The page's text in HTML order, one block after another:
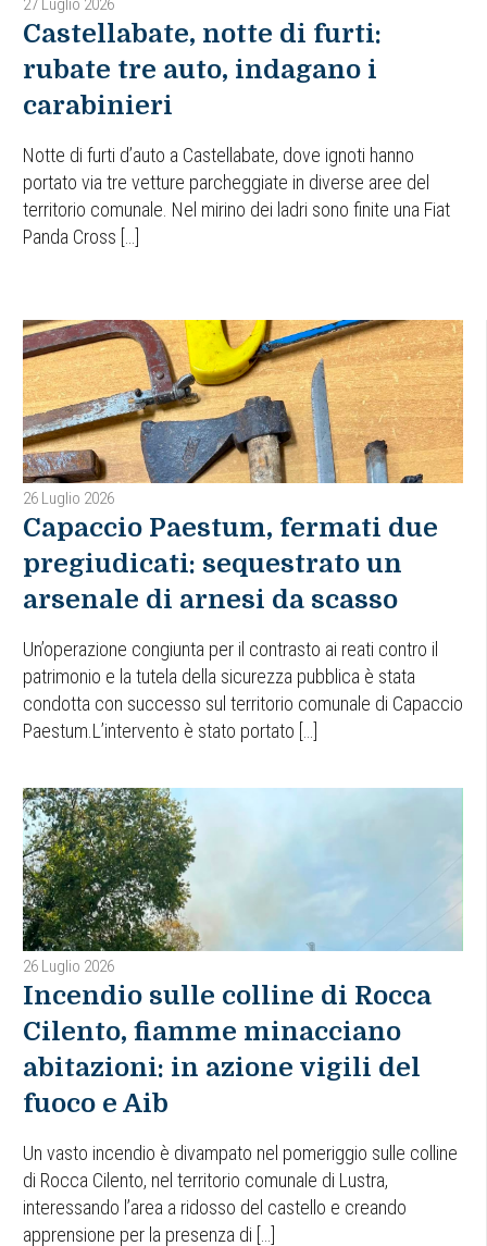
27 Luglio 2026
Castellabate, notte di furti:
rubate tre auto, indagano i
carabinieri
Notte di furti d’auto a Castellabate, dove ignoti hanno
portato via tre vetture parcheggiate in diverse aree del
territorio comunale. Nel mirino dei ladri sono finite una Fiat
Panda Cross […]
26 Luglio 2026
Capaccio Paestum, fermati due
pregiudicati: sequestrato un
arsenale di arnesi da scasso
Un’operazione congiunta per il contrasto ai reati contro il
patrimonio e la tutela della sicurezza pubblica è stata
condotta con successo sul territorio comunale di Capaccio
Paestum.L’intervento è stato portato […]
26 Luglio 2026
Incendio sulle colline di Rocca
Cilento, fiamme minacciano
abitazioni: in azione vigili del
fuoco e Aib
Un vasto incendio è divampato nel pomeriggio sulle colline
di Rocca Cilento, nel territorio comunale di Lustra,
interessando l’area a ridosso del castello e creando
apprensione per la presenza di […]